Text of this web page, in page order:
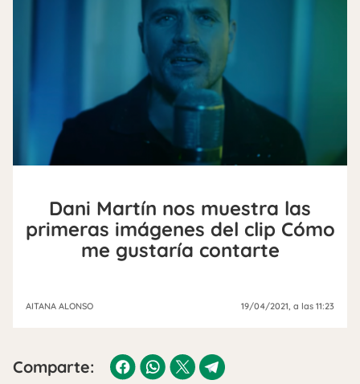
Dani Martín nos muestra las
primeras imágenes del clip Cómo
me gustaría contarte
AITANA ALONSO 19/04/2021 , a las 11:23
Comparte: